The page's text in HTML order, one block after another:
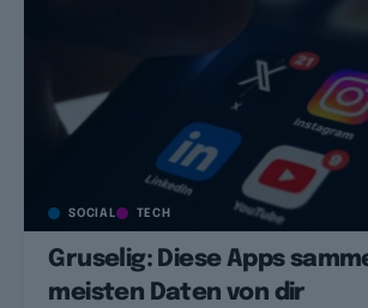
SOCIAL TECH
Gruselig: Diese Apps
meisten Daten von dir